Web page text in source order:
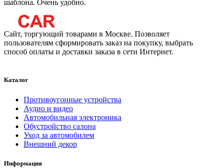
шаблона. Очень удобно.
Сайт, торгующий товарами в Москве. Позволяет
пользователям сформировать заказ на покупку, выбрать
способ оплаты и доставки заказа в сети Интернет.
Каталог
Противоугонные устройства
Аудио и видео
Автомобильная электроника
Обустройство салона
Уход за автомобилем
Внешний декор
Информация